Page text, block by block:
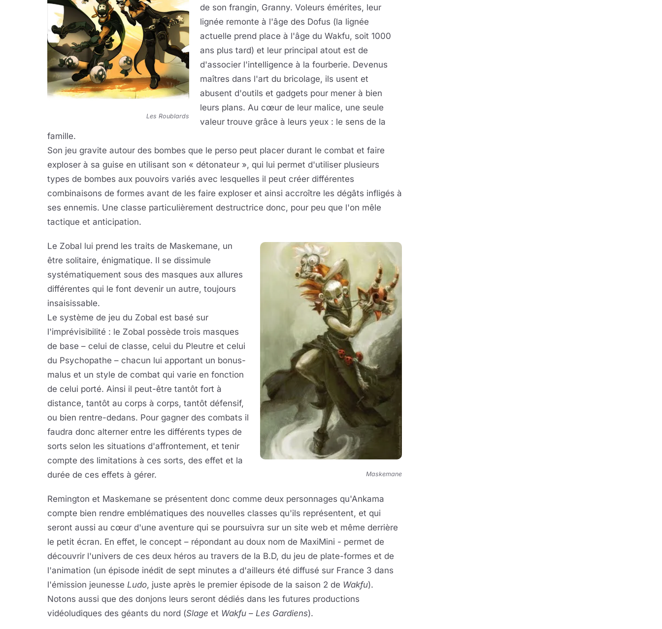
Les Roublards
de son frangin, Granny. Voleurs émérites, leur
lignée remonte à l'âge des Dofus (la lignée
actuelle prend place à l'âge du Wakfu, soit 1000
ans plus tard) et leur principal atout est de
d'associer l'intelligence à la fourberie. Devenus
maîtres dans l'art du bricolage, ils usent et
abusent d'outils et gadgets pour mener à bien
leurs plans. Au cœur de leur malice, une seule
valeur trouve grâce à leurs yeux : le sens de la
famille.
Son jeu gravite autour des bombes que le perso peut placer durant le combat et faire
exploser à sa guise en utilisant son « détonateur », qui lui permet d'utiliser plusieurs
types de bombes aux pouvoirs variés avec lesquelles il peut créer différentes
combinaisons de formes avant de les faire exploser et ainsi accroître les dégâts infligés à
ses ennemis. Une classe particulièrement destructrice donc, pour peu que l'on mêle
tactique et anticipation.
Maskemane
Le Zobal lui prend les traits de Maskemane, un
être solitaire, énigmatique. Il se dissimule
systématiquement sous des masques aux allures
différentes qui le font devenir un autre, toujours
insaisissable.
Le système de jeu du Zobal est basé sur
l'imprévisibilité : le Zobal possède trois masques
de base – celui de classe, celui du Pleutre et celui
du Psychopathe – chacun lui apportant un bonus-
malus et un style de combat qui varie en fonction
de celui porté. Ainsi il peut-être tantôt fort à
distance, tantôt au corps à corps, tantôt défensif,
ou bien rentre-dedans. Pour gagner des combats il
faudra donc alterner entre les différents types de
sorts selon les situations d'affrontement, et tenir
compte des limitations à ces sorts, des effet et la
durée de ces effets à gérer.
Remington et Maskemane se présentent donc comme deux personnages qu'Ankama
compte bien rendre emblématiques des nouvelles classes qu'ils représentent, et qui
seront aussi au cœur d'une aventure qui se poursuivra sur un site web et même derrière
le petit écran. En effet, le concept – répondant au doux nom de MaxiMini - permet de
découvrir l'univers de ces deux héros au travers de la B.D, du jeu de plate-formes et de
l'animation (un épisode inédit de sept minutes a d'ailleurs été diffusé sur France 3 dans
l'émission jeunesse Ludo, juste après le premier épisode de la saison 2 de Wakfu).
Notons aussi que des donjons leurs seront dédiés dans les futures productions
vidéoludiques des géants du nord (Slage et Wakfu – Les Gardiens).